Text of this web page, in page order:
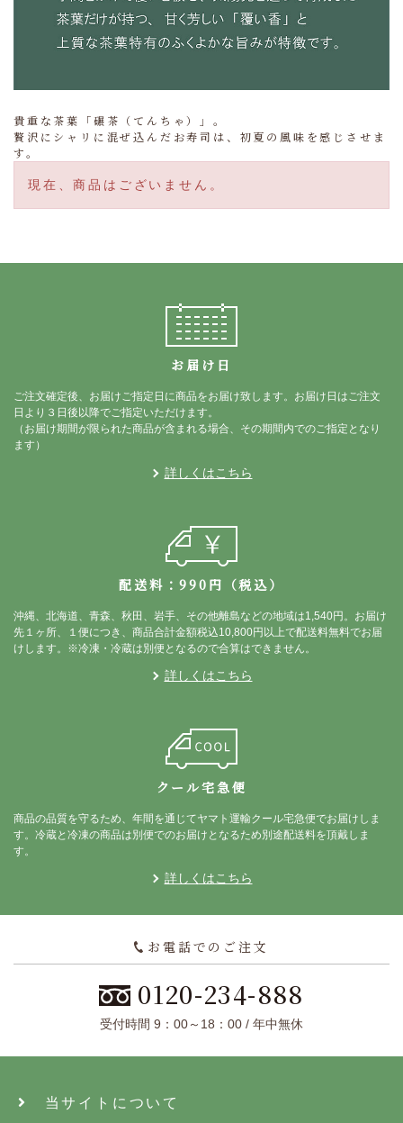
貴重な茶葉「碾茶（てんちゃ）」。
贅沢にシャリに混ぜ込んだお寿司は、初夏の風味を感じさせま
す。
現在、商品はございません。
お届け日
ご注文確定後、お届けご指定日に商品をお届け致します。お届け日はご注文
日より３日後以降でご指定いただけます。
（お届け期間が限られた商品が含まれる場合、その期間内でのご指定となり
ます）
詳しくはこちら
配送料：990円（税込）
沖縄、北海道、青森、秋田、岩手、その他離島などの地域は1,540円。お届け
先１ヶ所、１便につき、商品合計金額税込10,800円以上で配送料無料でお届
けします。※冷凍・冷蔵は別便となるので合算はできません。
詳しくはこちら
クール宅急便
商品の品質を守るため、年間を通じてヤマト運輸クール宅急便でお届けしま
す。冷蔵と冷凍の商品は別便でのお届けとなるため別途配送料を頂戴しま
す。
詳しくはこちら
お電話でのご注文
0120-234-888
受付時間 9：00～18：00 / 年中無休
当サイトについて